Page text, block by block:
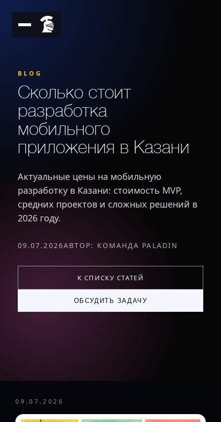
BLOG
Сколько стоит
разработка
мобильного
приложения в Казани
Актуальные цены на мобильную
разработку в Казани: стоимость MVP,
средних проектов и сложных решений в
2026 году.
09.07.2026АВТОР: КОМАНДА PALADIN
К СПИСКУ СТАТЕЙ
ОБСУДИТЬ ЗАДАЧУ
09.07.2026